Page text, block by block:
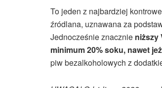
To jeden z najbardziej
źródlana, uznawana za
Jednocześnie znacznie niższy
minimum 20% soku, nawet
piw bezalkoholowych z